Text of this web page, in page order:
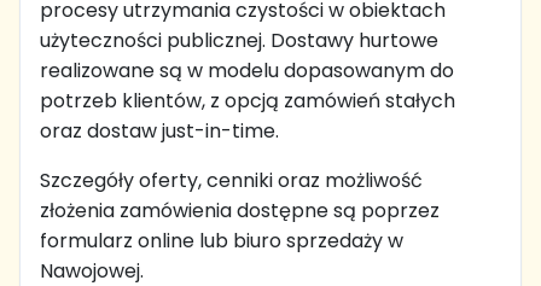
procesy utrzymania czystości w obiektach
użyteczności publicznej. Dostawy hurtowe
realizowane są w modelu dopasowanym do
potrzeb klientów, z opcją zamówień stałych
oraz dostaw just-in-time.
Szczegóły oferty, cenniki oraz możliwość
złożenia zamówienia dostępne są poprzez
formularz online lub biuro sprzedaży w
Nawojowej.